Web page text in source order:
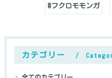
#フクロモモンガ
カテゴリー